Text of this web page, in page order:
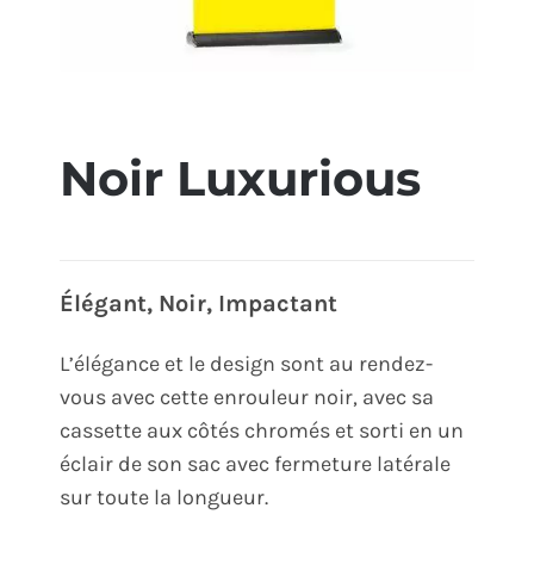
Noir Luxurious
Élégant, Noir, Impactant
L’élégance et le design sont au rendez-
vous avec cette enrouleur noir, avec sa
cassette aux côtés chromés et sorti en un
éclair de son sac avec fermeture latérale
sur toute la longueur.